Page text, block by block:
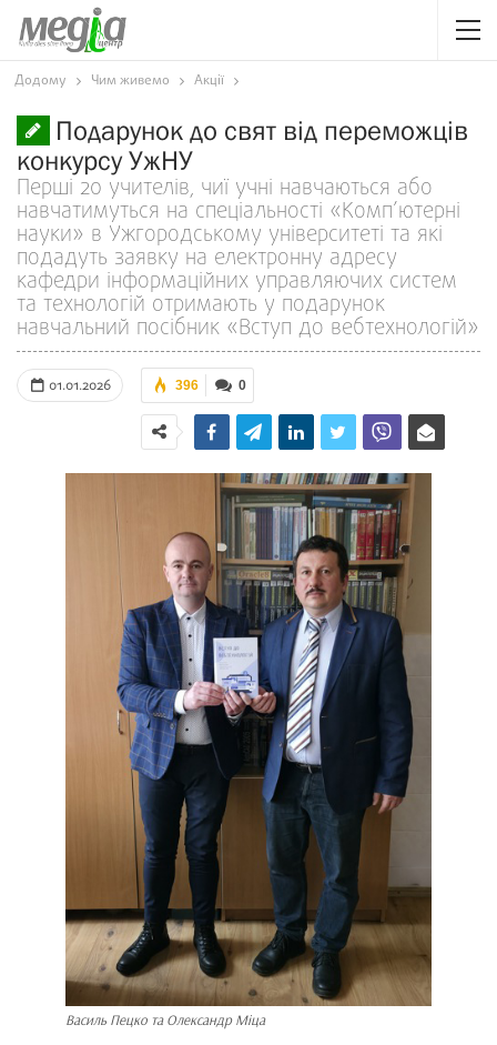
Додому Чим живемо Акції
Подарунок до свят від переможців
конкурсу УжНУ
Перші 20 учителів, чиї учні навчаються або
навчатимуться на спеціальності «Комп’ютерні
науки» в Ужгородському університеті та які
подадуть заявку на електронну адресу
кафедри інформаційних управляючих систем
та технологій отримають у подарунок
навчальний посібник «Вступ до вебтехнологій»
01.01.2026 0
396
Василь Пецко та Олександр Міца